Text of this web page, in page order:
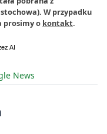
W przypadku
prosimy o kontakt.
News